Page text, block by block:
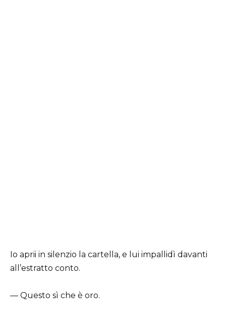
Io aprii in silenzio la cartella, e lui impallidì davanti
all’estratto conto.
— Questo sì che è oro.